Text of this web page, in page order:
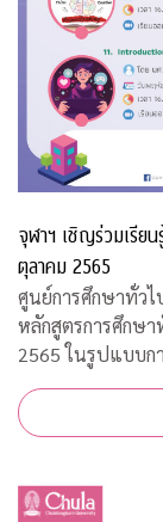
จุฬาฯ เชิญร่วมเรีย
ตุลาคม 2565
ศูนย์การศึกษาทั่วไ
หลักสูตรการศึกษา
2565 ในรูปแบบก
ประกายการเรียน
พัฒนาตนเอง เตรี